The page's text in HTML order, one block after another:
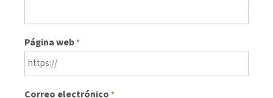
Página web*
Correo electrónico *